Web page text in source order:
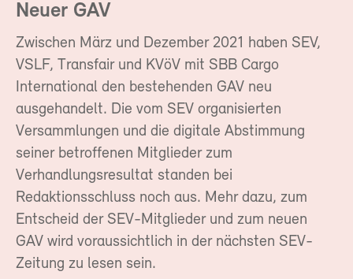
Neuer GAV
Zwischen März und Dezember 2021 haben SEV,
VSLF, Transfair und KVöV mit SBB Cargo
International den bestehenden GAV neu
ausgehandelt. Die vom SEV organisierten
Versammlungen und die digitale Abstimmung
seiner betroffenen Mitglieder zum
Verhandlungsresultat standen bei
Redaktionsschluss noch aus. Mehr dazu, zum
Entscheid der SEV-Mitglieder und zum neuen
GAV wird voraussichtlich in der nächsten SEV-
Zeitung zu lesen sein.